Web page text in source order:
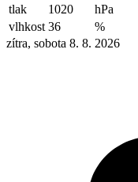
tlak
1020
hPa
vlhkost 36
%
zítra, sobota 8. 8. 2026